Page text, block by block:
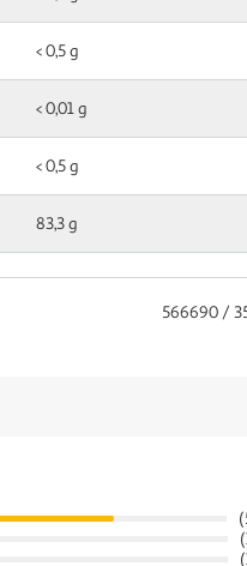
< 0,5 g
< 0,01 g
< 0,5 g
83,3 g
566690 /